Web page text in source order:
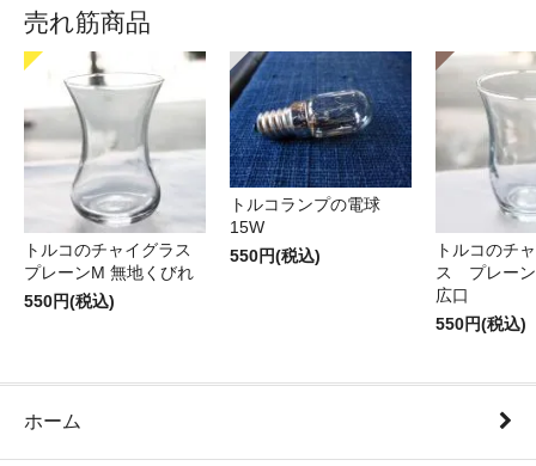
売れ筋商品
トルコのチャイグラス
プレーンM 無地くびれ
550円(税込)
トルコランプの電球
15W
550円(税込)
トルコのチ
ス プレー
広口
550円(税込)
ホーム